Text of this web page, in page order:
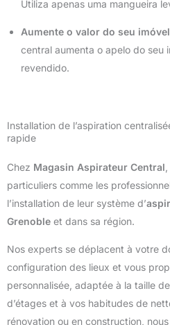
Utiliza apenas uma mangueira
Aumente o valor do seu imóvel
central aumenta o apelo do seu
revendido.
Installation de l’aspiration
rapide
Chez Magasin Aspirateur Central
particuliers comme les
l’installation de leur système d’
Grenoble et dans sa région.
Nos experts se déplacent à votre
configuration des lieux et vous
personnalisée, adaptée à la taille
d’étages et à vos habitudes de
rénovation ou en construction,